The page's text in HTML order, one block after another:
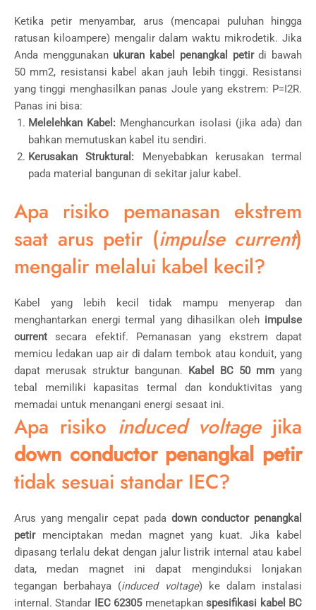
Ketika petir menyambar, arus (mencapai puluhan hingga
ratusan kiloampere) mengalir dalam waktu mikrodetik. Jika
Anda menggunakan ukuran kabel penangkal petirdi bawah
50 mm2, resistansi kabel akan jauh lebih tinggi. Resistansi
yang tinggi menghasilkan panas Joule yang ekstrem: P=I2R.
Panas ini bisa:
Melelehkan Kabel: Menghancurkan isolasi (jika ada) dan
bahkan memutuskan kabel itu sendiri.
Kerusakan Struktural: Menyebabkan kerusakan termal
pada material bangunan di sekitar jalur kabel.
Apa risiko pemanasan ekstrem
saat arus petir (impulse current)
mengalir melalui kabel kecil?
Kabel yang lebih kecil tidak mampu menyerap dan
menghantarkan energi termal yang dihasilkan oleh impulse
current secara efektif. Pemanasan yang ekstrem dapat
memicu ledakan uap air di dalam tembok atau konduit, yang
dapat merusak struktur bangunan. Kabel BC 50 mm yang
tebal memiliki kapasitas termal dan konduktivitas yang
memadai untuk menangani energi sesaat ini.
Apa risiko induced voltagejika
down conductor penangkal petir
tidak sesuai standar IEC?
Arus yang mengalir cepat pada down conductor penangkal
petirmenciptakan medan magnet yang kuat. Jika kabel
dipasang terlalu dekat dengan jalur listrik internal atau kabel
data, medan magnet ini dapat menginduksi lonjakan
tegangan berbahaya (induced voltage) ke dalam instalasi
internal. Standar IEC 62305menetapkanspesifikasi kabel BC